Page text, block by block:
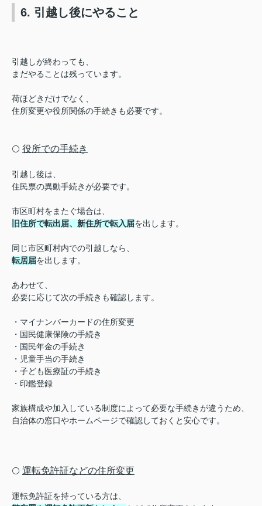
6. 引越し後にやること
引越しが終わっても、
まだやることは残っています。
荷ほどきだけでなく、
住所変更や役所関係の手続きも必要です。
⚪️ 役所での手続き
引越し後は、
住民票の異動手続きが必要です。
市区町村をまたぐ場合は、
旧住所で転出届、新住所で転入届を出します。
同じ市区町村内での引越しなら、
転居届を出します。
あわせて、
必要に応じて次の手続きも確認します。
・マイナンバーカードの住所変更
・国民健康保険の手続き
・国民年金の手続き
・児童手当の手続き
・子ども医療証の手続き
・印鑑登録
家族構成や加入している制度によって必要な手続きが違うため、
自治体の窓口やホームページで確認しておくと安心です。
⚪️ 運転免許証などの住所変更
運転免許証を持っている方は、